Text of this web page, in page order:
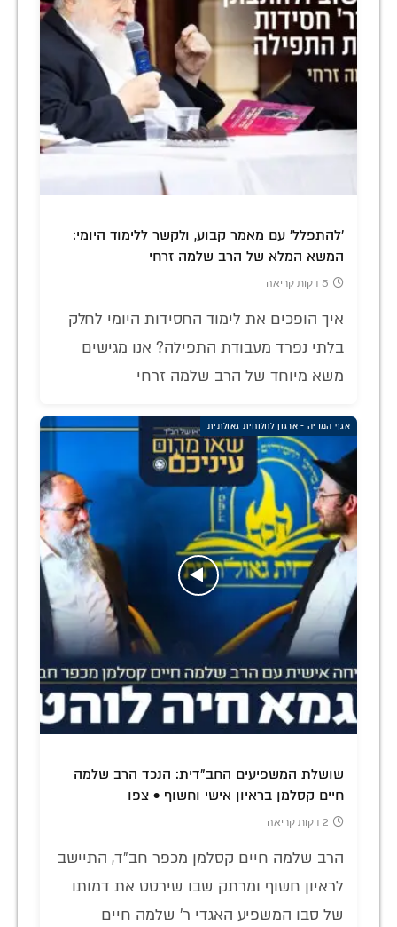
'להתפלל' עם מאמר קבוע, ולקשר ללימוד היומי:
המשא המלא של הרב שלמה זרחי
5 דקות קריאה
איך הופכים את לימוד החסידות היומי לחלק
בלתי נפרד מעבודת התפילה? אנו מגישים
משא מיוחד של הרב שלמה זרחי
אגף המדיה - ארגון לחלוחית גאולתית
שושלת המשפיעים החב"דית: הנכד הרב שלמה
חיים קסלמן בראיון אישי וחשוף • צפו
2 דקות קריאה
הרב שלמה חיים קסלמן מכפר חב"ד, התיישב
לראיון חשוף ומרתק שבו שירטט את דמותו
של סבו המשפיע האגדי ר' שלמה חיים